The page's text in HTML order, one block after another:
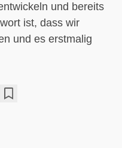
und bereits
ist, dass wir
und es erstmalig